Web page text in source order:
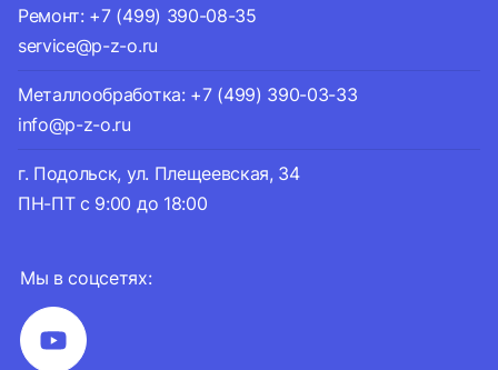
Мы в соцсетях:
Ремонт: +7 (499) 390-08-35
service@p-z-o.ru
Металлообработка: +7 (499) 390-03-33
info@p-z-o.ru
г. Подольск, ул. Плещеевская, 34
ПН-ПТ с 9:00 до 18:00